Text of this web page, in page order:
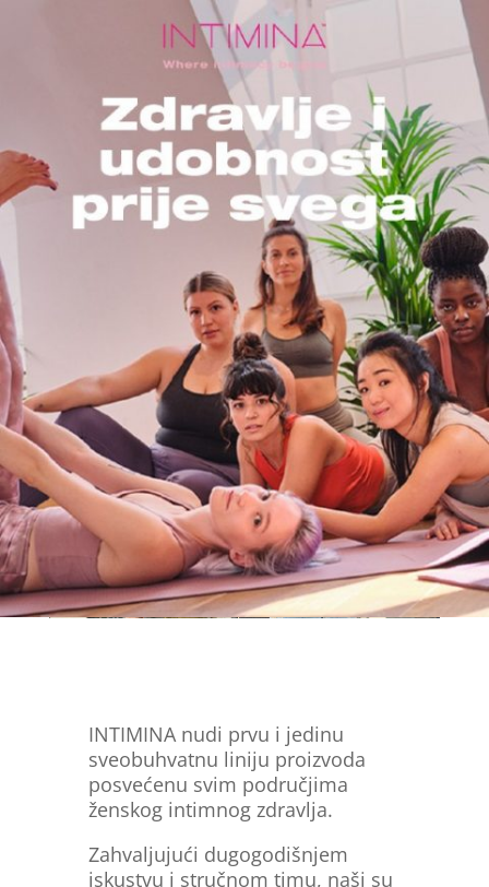
INTIMINA nudi prvu i jedinu
sveobuhvatnu liniju proizvoda
posvećenu svim područjima
ženskog intimnog zdravlja.
Zahvaljujući dugogodišnjem
iskustvu i stručnom timu, naši su